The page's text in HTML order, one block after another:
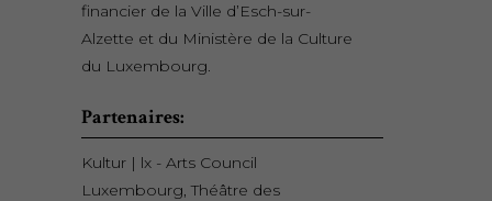
financier de la Ville d’Esch-sur-
Alzette et du Ministère de la Culture
du Luxembourg.
Partenaires:
Kultur | lx - Arts Council
Luxembourg, Théâtre des